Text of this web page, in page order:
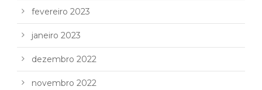
fevereiro 2023
janeiro 2023
dezembro 2022
novembro 2022